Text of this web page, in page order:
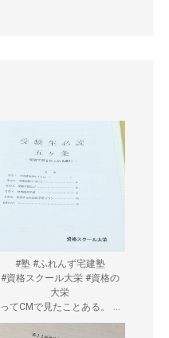
#塾 #ふれんず宅建塾
#資格スクール大栄 #資格の
大栄
ってCMで見たことある。
...